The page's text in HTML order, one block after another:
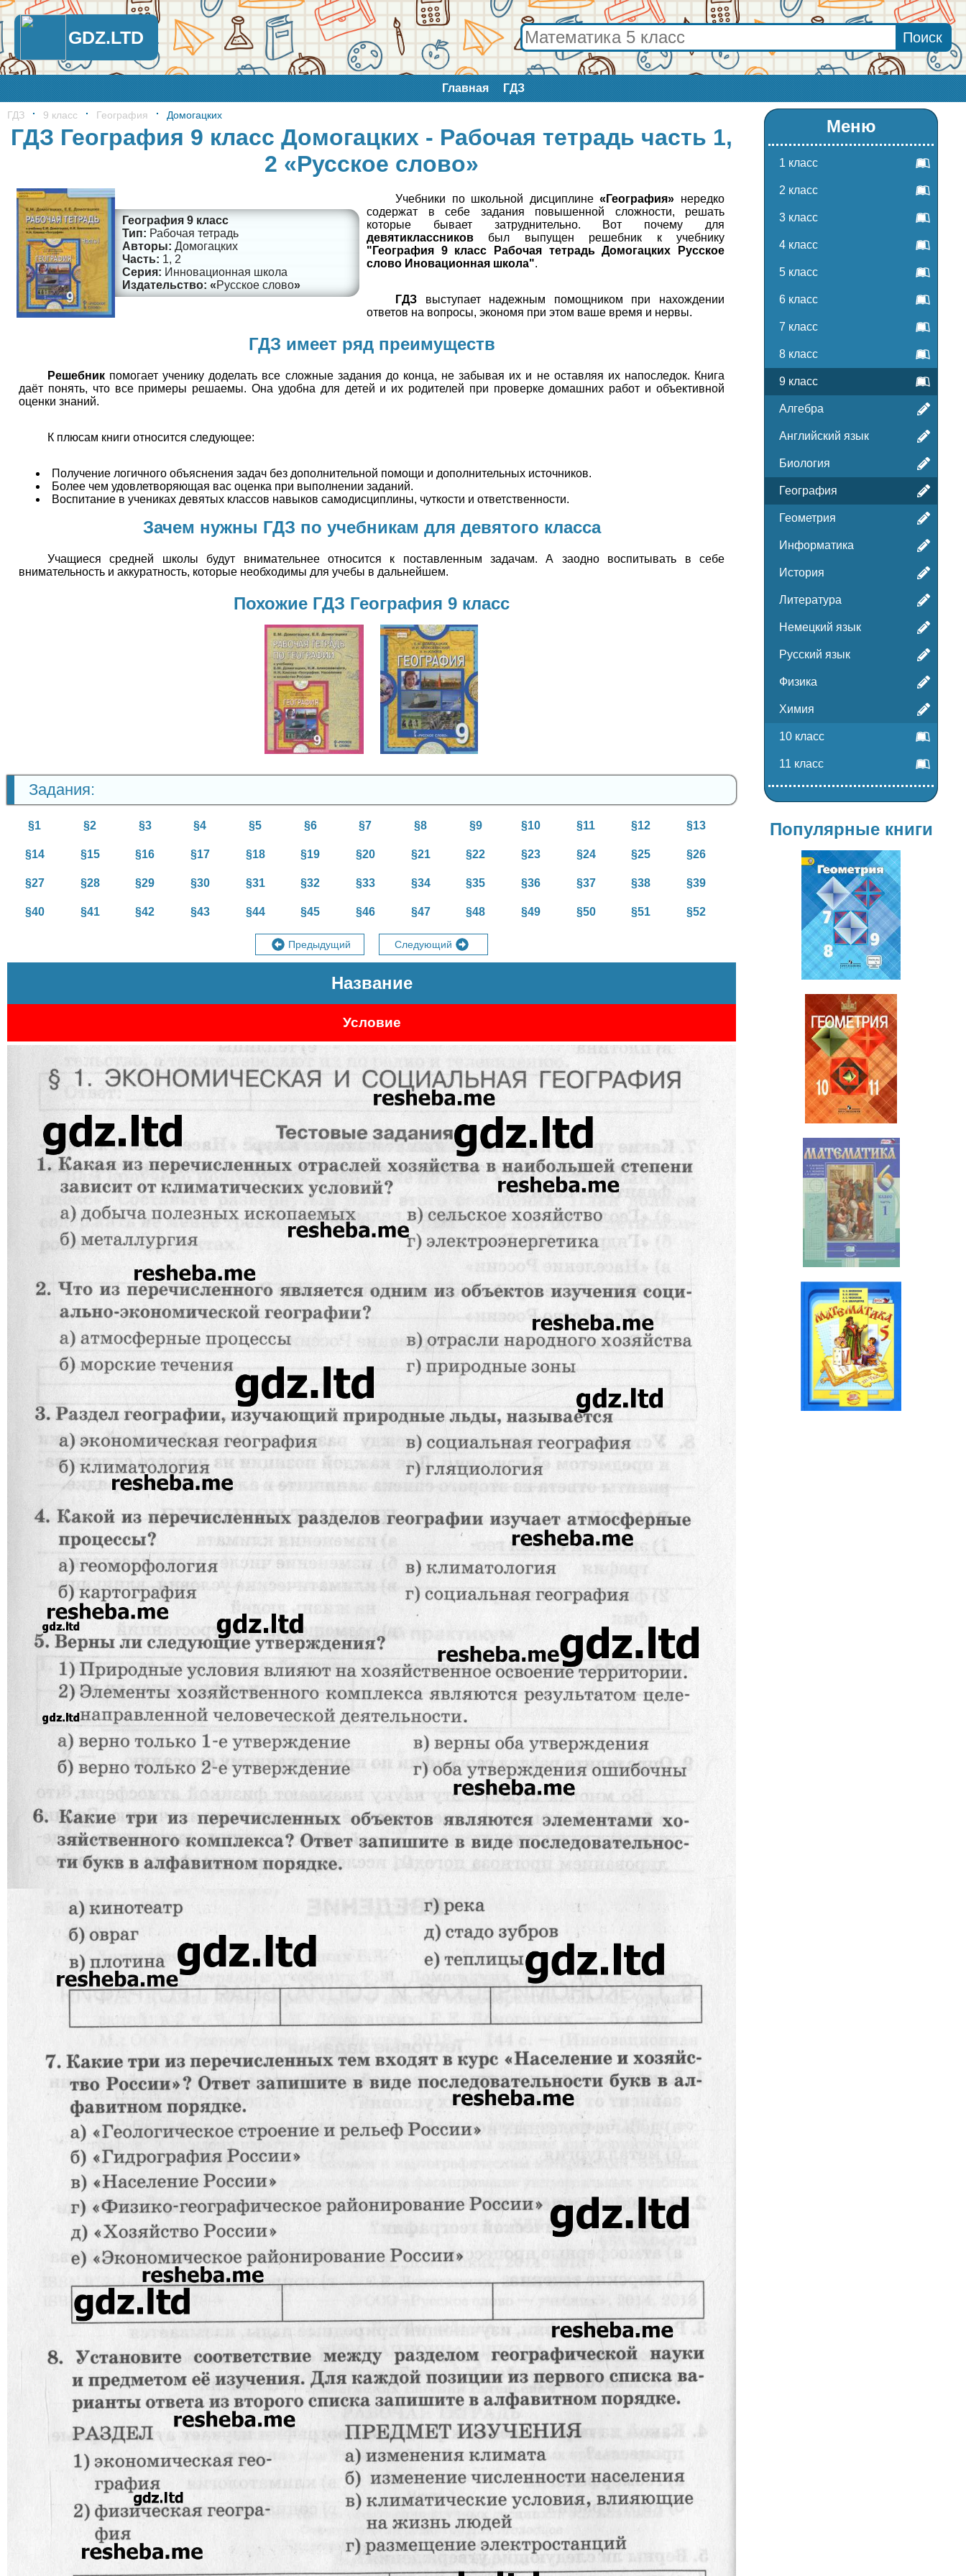
GDZ.LTD
Главная ГДЗ
ГДЗ 9 класс География Домогацких
ГДЗ География 9 класс Домогацких - Рабочая тетрадь часть 1,
2 «Русское слово»
География 9 класс
Рабочая тетрадь
Домогацких
1, 2
Инновационная школа
Русское слово
Учебники по школьной дисциплине«География» нередко
содержат в себе задания повышенной сложности, решать
которые бывает затруднительно. Вот почему для
девятиклассников был выпущен решебник к учебнику
"География 9 класс Рабочая тетрадь Домогацких Русское
слово Иновационная школа".
ГДЗ выступает надежным помощником при нахождении
ответов на вопросы, экономя при этом ваше время и нервы.
ГДЗ имеет ряд преимуществ
Решебник помогает ученику доделать все сложные задания до конца, не забывая их и не оставляя их напоследок. Книга
даёт понять, что все примеры решаемы. Она удобна для детей и их родителей при проверке домашних работ и объективной
оценки знаний.
К плюсам книги относится следующее:
Получение логичного объяснения задач без дополнительной помощи и дополнительных источников.
Более чем удовлетворяющая вас оценка при выполнении заданий.
Воспитание в учениках девятых классов навыков самодисциплины, чуткости и ответственности.
Зачем нужны ГДЗ по учебникам для девятого класса
Учащиеся средней школы будут внимательнее относится к поставленным задачам. А заодно воспитывать в себе
внимательность и аккуратность, которые необходимы для учебы в дальнейшем.
Похожие ГДЗ География 9 класс
География
9 класс
География
9 класс
Задания:
§1 §2 §3 §4 §5 §6 §7 §8 §9 §10 §11 §12 §13
§14 §15 §16 §17 §18 §19 §20 §21 §22 §23 §24 §25 §26
§27 §28 §29 §30 §31 §32 §33 §34 §35 §36 §37 §38 §39
§40 §41 §42 §43 §44 §45 §46 §47 §48 §49 §50 §51 §52
Предыдущий Следующий
Название
Условие
Меню
1 класс
2 класс
3 класс
4 класс
5 класс
6 класс
7 класс
8 класс
9 класс
Алгебра
Английский язык
Биология
География
Геометрия
Информатика
История
Литература
Немецкий язык
Русский язык
Физика
Химия
10 класс
11 класс
Популярные книги
Геометрия
7-9 класс
Геометрия
10-11 класс
Математика
6 класс
Математика
5 класс